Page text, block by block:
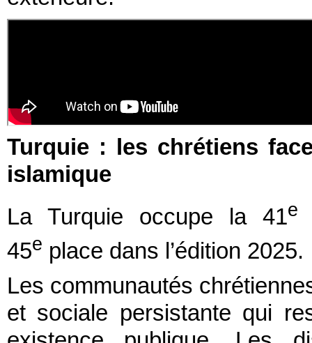
Turquie : les chrétiens
islamique
La Turquie occupe la 41e
45e place dans l’édition 2025.
Les communautés
et sociale persistante qui